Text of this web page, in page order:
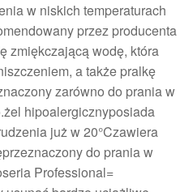
w niskich temperaturach
przez producenta
zmiękczającą wodę, która
a także pralkę
zarówno do prania w
hipoalergicznyposiada
już w 20°Czawiera
do prania w
Professional=